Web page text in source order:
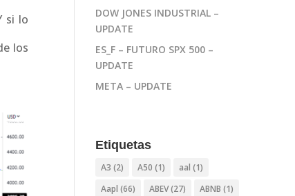
si lo
los
DOW JONES INDUSTRIAL –
UPDATE
ES_F – FUTURO SPX 500 –
UPDATE
META – UPDATE
Etiquetas
A3 (2) A50 (1) aal (1)
Aapl (66) ABEV(27) ABNB (1)